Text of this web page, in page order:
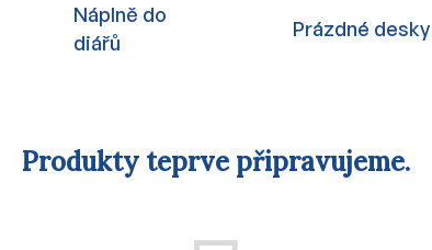
Náplně do
diářů
Prázdné desky
Produkty teprve připravujeme.